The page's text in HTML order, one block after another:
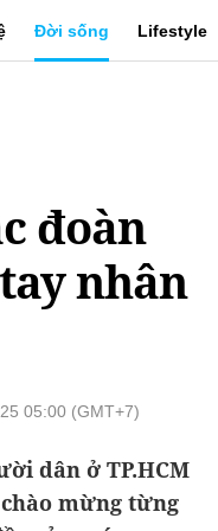
Đời sống Lifestyle
đoàn
nhân
05:00 (GMT+7)
dân ở TP.HCM
mừng từng